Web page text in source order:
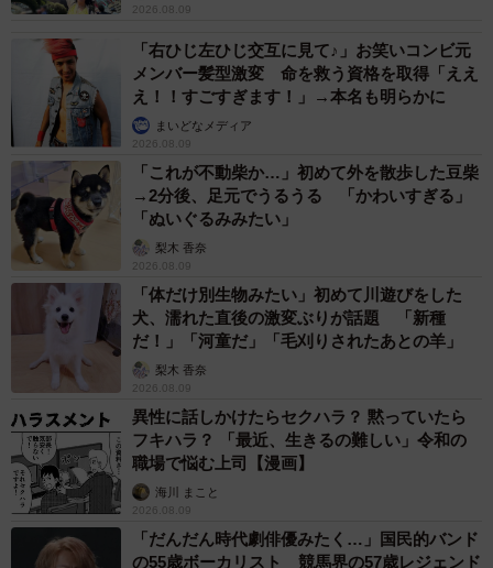
JR青森駅から徒歩約2分の場所にある同店は、熟練シェフ
考案の名物極上厚切りタンや青森名物の生ホタテ、青森産
にんにく焼きなどを提供。地元の人、観光客や出張で青森
を訪れた人などさまざまな層から人気です。
■キム・ソンガン@青森の南大門 X（旧Twitter）
@ gan_nandaimon
■青森の南大門 インスタグラム @
■青森の南大門公式サイト
2026.08.09
「右ひじ左ひじ交互に見て♪」お笑いコンビ元
メンバー髪型激変 命を救う資格を取得「ええ
え！！すごすぎます！」→本名も明らかに
まいどなメディア
2026.08.09
「これが不動柴か…」初めて外を散歩した豆柴
→2分後、足元でうるうる 「かわいすぎる」
「ぬいぐるみみたい」
梨木 香奈
2026.08.09
「体だけ別生物みたい」初めて川遊びをした
犬、濡れた直後の激変ぶりが話題 「新種
だ！」「河童だ」「毛刈りされたあとの羊」
梨木 香奈
2026.08.09
異性に話しかけたらセクハラ？ 黙っていたら
フキハラ？ 「最近、生きるの難しい」令和の
職場で悩む上司【漫画】
海川 まこと
2026.08.09
「だんだん時代劇俳優みたく…」国民的バンド
の55歳ボーカリスト 競馬界の57歳レジェンド